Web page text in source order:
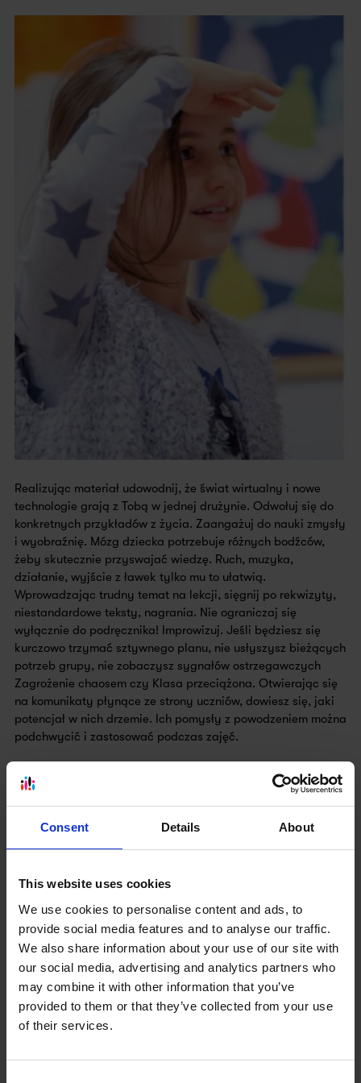
Consent Details About
This website uses cookies
We use cookies to personalise content and ads, to
provide social media features and to analyse our traffic.
We also share information about your use of our site with
our social media, advertising and analytics partners who
may combine it with other information that you’ve
provided to them or that they’ve collected from your use
of their services.
Realizując materiał udowodnij, że świat wirtualny i nowe
technologie grają z Tobą w jednej drużynie. Odwołuj się do
konkretnych przykładów z życia. Zaangażuj do nauki zmysły
i wyobraźnię. Mózg dziecka potrzebuje różnych bodźców,
żeby skutecznie przyswajać wiedzę. Ruch, muzyka,
działanie, wyjście z ławek tylko mu to ułatwią.
Wprowadzając trudny temat na lekcji, sięgnij po rekwizyty,
niestandardowe teksty, nagrania. Nie ograniczaj się
wyłącznie do podręcznika! Improwizuj. Jeśli będziesz się
kurczowo trzymać sztywnego planu, nie usłyszysz bieżących
potrzeb grupy, nie zobaczysz sygnałów ostrzegawczych
Zagrożenie chaosem czy Klasa przeciążona. Otwierając się
na komunikaty płynące ze strony uczniów, dowiesz się, jaki
potencjał w nich drzemie. Ich pomysły z powodzeniem można
podchwycić i zastosować podczas zajęć.
Znasz taki scenariusz: 2 osoby pracują, a reszta wodzi
wzrokiem po suficie? Nie pozwól dzieciom marnować czasu,
zadanie, które jest wartościowe, ale niesie ze sobą ryzyko
zmodyfikuj je, potraktuj niekonwencjonalnie. W niektórych
zaskoczenia, który pobudzi wszystkich do działania.
Postaraj się nawiązywać z uczniami relację, utrzymuj
kontakt wzrokowy, używaj ich imion, zapytaj, jaki ostatnio
widzieli film w kinie, z czym mają kanapki, gdzie spędzili
ferie zimowe. Gdy napotkasz dystans, zauważysz brak
współpracy, zatrzymaj się, daj przestrzeń na emocje. Bądź
ciekawy świata dzieci, ich zainteresowań i przeżyć.
Uśmiechaj się do nich, dostrzegaj oraz doceniaj postępy.
Sympatia w relacji uczeń-nauczyciel przekłada się na lepsze